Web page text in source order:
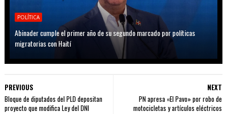
POLÍTICA
Abinader cumple el primer año de su segundo marcado por políticas
migratorias con Haití
NEXT
PN apresa «El Pavo» por robo de
motocicletas y artículos eléctricos
PREVIOUS
Bloque de diputados del PLD depositan
proyecto que modifica Ley del DNI